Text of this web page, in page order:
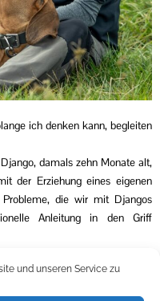
und unseren Service zu
ich denken kann, begleiten
damals zehn Monate alt,
der Erziehung eines eigenen
die wir mit Djangos
Anleitung in den Griff
möglich über Hundeverhalten,